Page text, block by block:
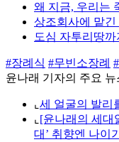
왜 지금, 우리는
상조회사에 맡
도심 자투리땅
#장례식 #무빈소장례
윤나래 기자의 주요 뉴
⌞ 세 얼굴의 발리
⌞ [윤나래의 세대
대’ 취향엔 나이